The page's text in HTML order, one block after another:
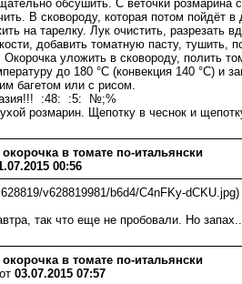
обсушить. С веточки розмарина
В сковороду, которая потом пойдёт
на тарелку. Лук очистить, разрезать
добавить томатную пасту, тушить,
уложить в сковороду, полить
до 180 °С (конвекция 140 °С) и
багетом или с рисом.
:48: :5: №;%
розмарин. Щепотку в чеснок и
в томате по-итальянски
00:56
v628819981/b6d4/C4nFKy-dCKU.jpg)
так что еще не пробовали. Но
в томате по-итальянски
от 03.07.2015 07:57